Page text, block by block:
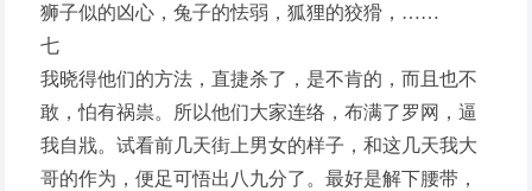
狮子似的凶心，兔子的怯弱，狐狸的狡猾，……
七
我晓得他们的方法，直捷杀了，是不肯的，而且也不
敢，怕有祸祟。所以他们大家连络，布满了罗网，逼
我自戕。试看前几天街上男女的样子，和这几天我大
哥的作为，便足可悟出八九分了。最好是解下腰带，